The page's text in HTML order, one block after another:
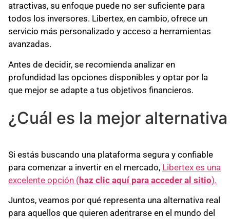
atractivas, su enfoque puede no ser suficiente para
todos los inversores. Libertex, en cambio, ofrece un
servicio más personalizado y acceso a herramientas
avanzadas.
Antes de decidir, se recomienda analizar en
profundidad las opciones disponibles y optar por la
que mejor se adapte a tus objetivos financieros.
¿Cuál es la mejor
Si estás buscando una plataforma segura y confiable
para comenzar a invertir en el mercado, Libertex es una
excelente opción (haz clic aquí para acceder al sitio).
Juntos, veamos por qué representa una alternativa real
para aquellos que quieren adentrarse en el mundo del